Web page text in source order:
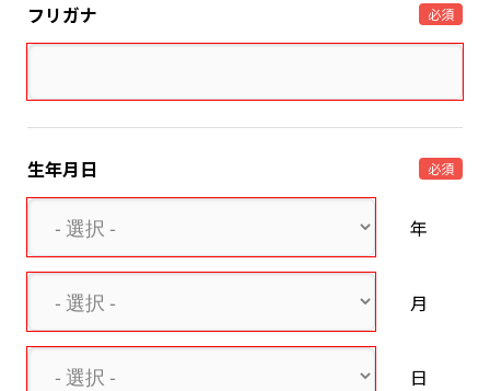
フリガナ 必須
生年月日 必須
年
月
日